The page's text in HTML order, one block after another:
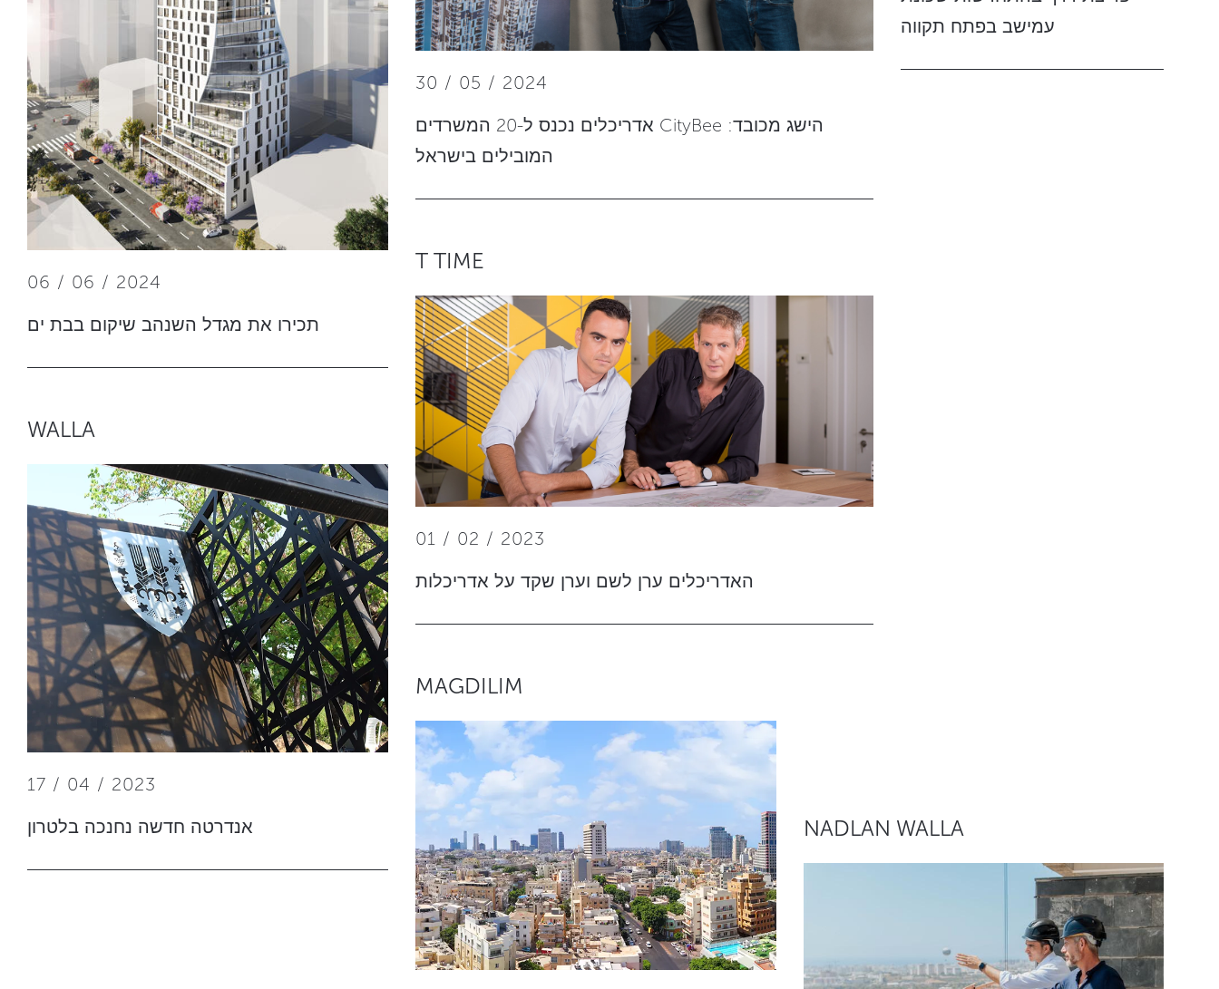
06 / 06 / 2024
תכירו את מגדל השנהב שיקום בבת ים
30 / 05 / 2024
הישג מכובד: CityBee אדריכלים נכנס ל-20 המשרדים
המובילים בישראל
עמישב בפתח תקווה
T TIME
01 / 02 / 2023
האדריכלים ערן לשם וערן שקד על אדריכלות
WALLA
17 / 04 / 2023
אנדרטה חדשה נחנכה בלטרון
MAGDILIM
NADLAN WALLA